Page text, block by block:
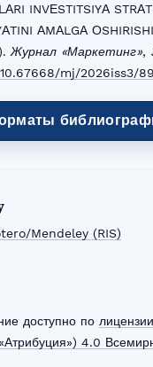
INVЕSTITSIYА
АMАLGА
Журнал «Маркетинг»,
mj/2026iss3/
Mendeley (RIS)
доступно по
4.0